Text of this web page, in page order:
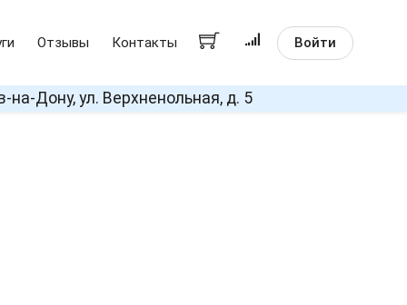
Отзывы Контакты Войти
на-Дону, ул. Верхненольная, д. 5